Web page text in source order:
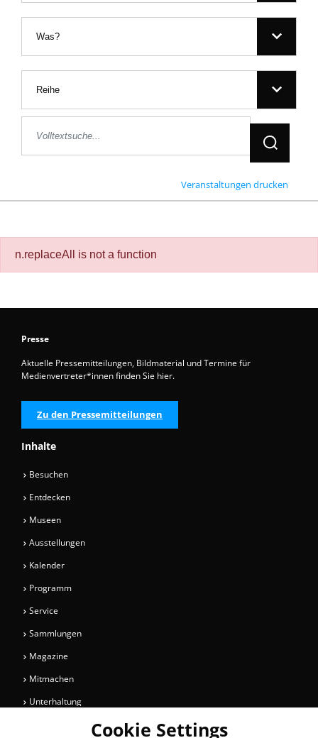
Was?
Reihe
Jetzt
Veranstaltungen drucken
n.replaceAll is not a function
Presse
Aktuelle Pressemitteilungen, Bildmaterial und Termine für
Medienvertreter*innen finden Sie hier.
Zu den Pressemitteilungen
Inhalte
Besuchen
Entdecken
Museen
Ausstellungen
Kalender
Programm
Service
Sammlungen
Magazine
Mitmachen
Unterhaltung
Cookie Settings